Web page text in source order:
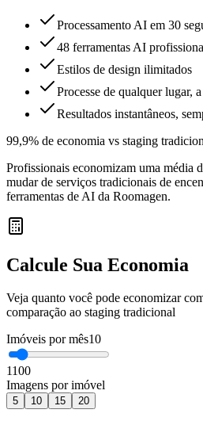
Processamento AI em 30
48 ferramentas AI
Estilos de design ilimitados
Processe de qualquer lugar,
Resultados instantâneos,
99,9% de economia vs staging
Profissionais economizam uma média
mudar de serviços tradicionais de
ferramentas de AI da Roomagen.
Calcule Sua Economia
Veja quanto você pode economizar
comparação ao staging tradicional
Imóveis por mês10
1100
Imagens por imóvel
5 10 15 20